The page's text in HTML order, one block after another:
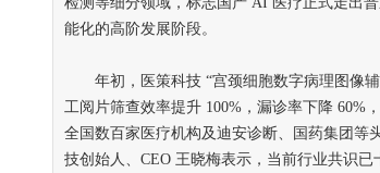
能化的高阶发展阶段。
年初，医策科技 “宫颈细胞数字病理图像辅
工阅片筛查效率提升 100%，漏诊率下降 60%
全国数百家医疗机构及迪安诊断、国药集团等
技创始人、CEO 王晓梅表示，当前行业共识